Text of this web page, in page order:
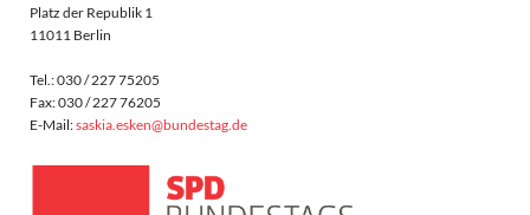
Platz der Republik 1
11011 Berlin
Tel.: 030 / 227 75205
Fax: 030 / 227 76205
E-Mail:saskia.esken@bundestag.de